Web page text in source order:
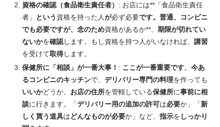
資格の確認（食品衛生責任者） : お店には**「食品衛生責任
者」
という 資格を持った人が必ず必要です。普通、コンビニ
でも必要ですが、念のため資格があるか**、 期限が切れてい
ないかを確認します。もし資格を持つ人がいなければ、 講習
を受けて取得します。
保健所に「相談」が一番大事！ : ここが一番重要です。 今あ
るコンビニのキッチンで、 デリバリー専門の料理を作っても
いいかどうか、 お店の住所を管轄している保健所に事前に相
談に行きます。「デリバリー用の追加の許可は必要か」「新
しく買う道具はどんなものが必要か」など、 指示を しっかり